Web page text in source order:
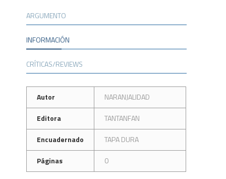
ARGUMENTO
INFORMACIÓN
CRÍTICAS/REVIEWS
Autor
NARANJALIDAD
Editora
TANTANFAN
Encuadernado
TAPA DURA
Páginas
0